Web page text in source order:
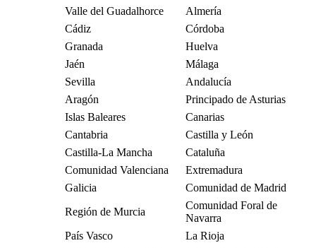
Valle del Guadalhorce
Almería
Cádiz
Córdoba
Granada
Huelva
Jaén
Málaga
Sevilla
Andalucía
Aragón
Principado de Asturias
Islas Baleares
Canarias
Cantabria
Castilla y León
Castilla-La Mancha
Cataluña
Comunidad Valenciana
Extremadura
Galicia
Comunidad de Madrid
Región de Murcia
Comunidad Foral de
Navarra
País Vasco
La Rioja